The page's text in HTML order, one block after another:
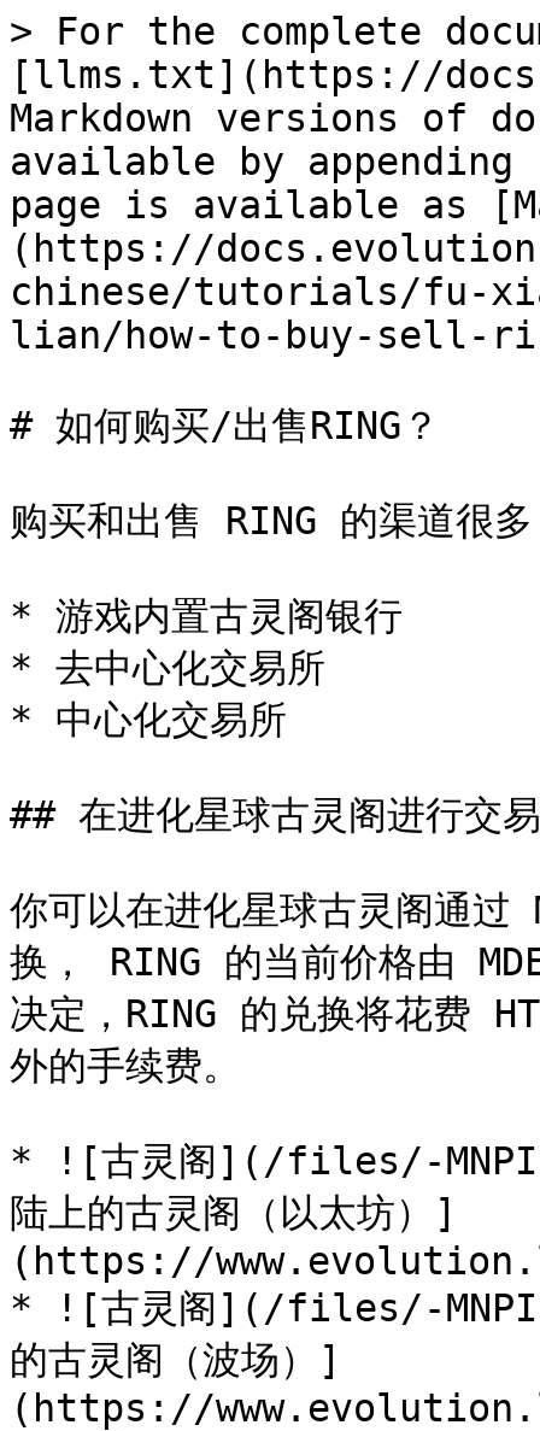
> For the complete
[llms.txt](https://
Markdown versions of
available by
page is available as
(https://
chinese/tutorials/fu-
lian/how-to-buy-sell-
# 如何购买/出售RING？
购买和出售 RING 的渠道很
* 游戏内置古灵阁银行
* 去中心化交易所
* 中心化交易所
## 在进化星球古灵阁进行交易
你可以在进化星球古灵阁通
换， RING 的当前价格由
决定，RING 的兑换将花费
外的手续费。
* ![古灵阁](/files/-
陆上的古灵阁（以太坊）]
(https://
* ![古灵阁](/files/-
的古灵阁（波场）]
(https://